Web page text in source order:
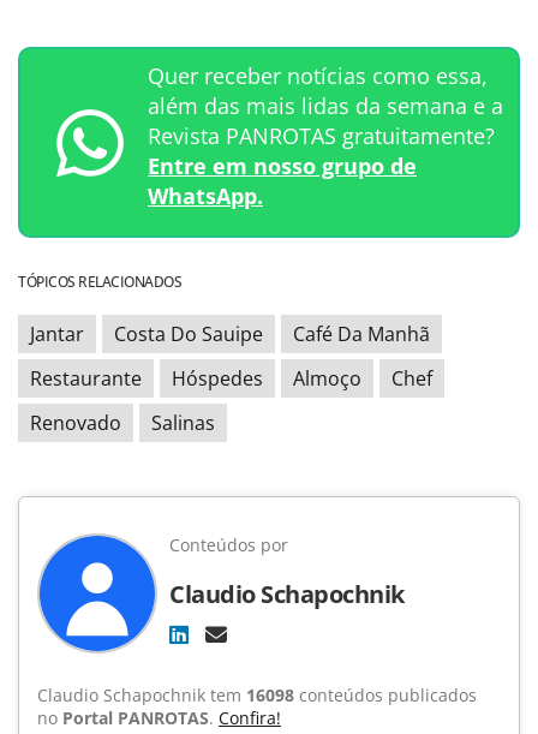
Quer receber notícias como essa,
além das mais lidas da semana e a
Revista PANROTAS gratuitamente?
Entre em nosso grupo de
WhatsApp.
TÓPICOS RELACIONADOS
Jantar Costa Do Sauipe
Café Da Manhã
Restaurante
Hóspedes Almoço
Chef
Renovado
Salinas
Conteúdos por
Claudio Schapochnik
Claudio Schapochnik tem 16098 conteúdos publicados
no Portal PANROTAS. Confira!